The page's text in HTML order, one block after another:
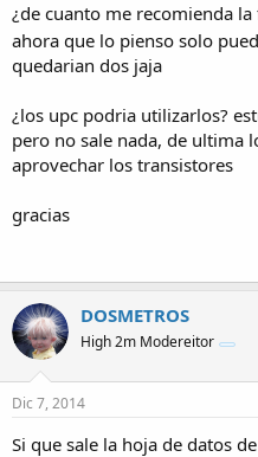
¿de cuanto me recomienda
ahora que lo pienso solo
quedarian dos jaja
¿los upc podria utilizarlos?
pero no sale nada, de ultima
aprovechar los transistores
gracias
DOSMETROS
High 2m Modereitor
Dic 7, 2014
Si que sale la hoja de datos